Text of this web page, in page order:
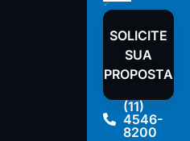
SOLICITE
SUA
PROPOSTA
(11)
4546-
8200